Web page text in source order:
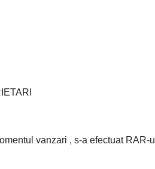
vanzari , s-a efectuat RAR-ul